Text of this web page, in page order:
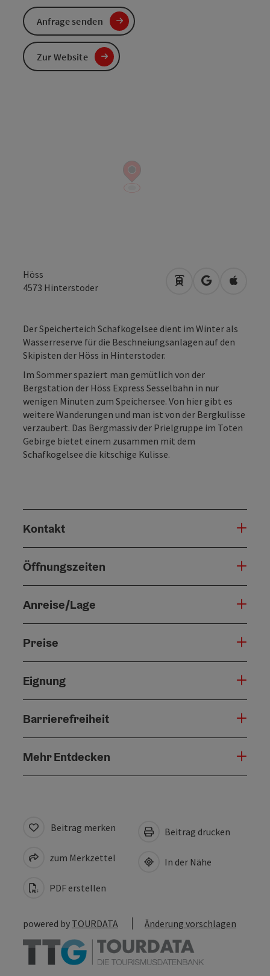
Höss
4573 Hinterstoder Anreise mit
in Google
in
Der Speicherteich Schafkogelsee dient im Winter als
Wasserreserve für die Beschneiungsanlagen auf den
Skipisten der Höss in Hinterstoder.
Im Sommer spaziert man gemütlich von der
Bergstation der Höss Express Sesselbahn in nur
wenigen Minuten zum Speichersee. Von hier gibt es
weitere Wanderungen und man ist von der Bergkulisse
verzaubert. Das Bergmassiv der Prielgruppe im Toten
Gebirge bietet einem zusammen mit dem
Schafkogelsee die kitschige Kulisse.
Kontakt
Öffnungszeiten
Anreise/Lage
Preise
Eignung
Barrierefreiheit
Mehr Entdecken
Anfrage senden
Zur Website
Beitrag merken
zum Merkzettel
PDF erstellen
Beitrag drucken
In der Nähe
powered by TOURDATA Änderung vorschlagen